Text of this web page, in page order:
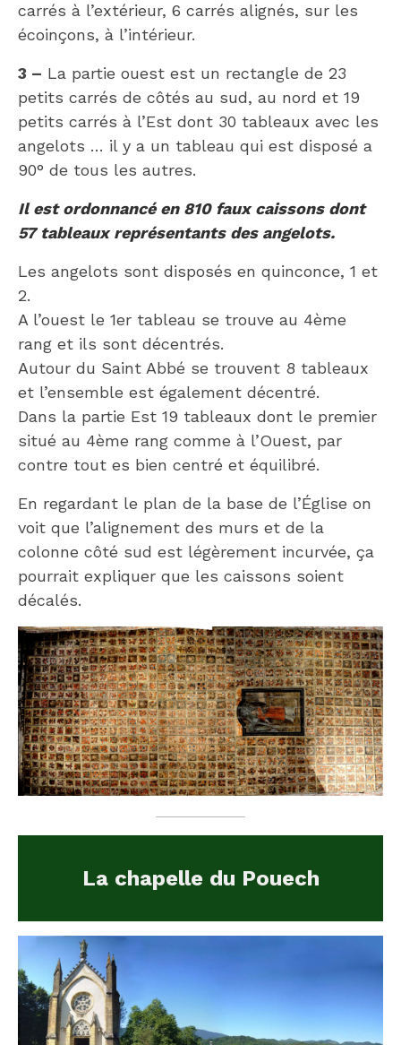
carrés à l’extérieur, 6 carrés alignés, sur les
écoinçons, à l’intérieur.
3 – La partie ouest est un rectangle de 23
petits carrés de côtés au sud, au nord et 19
petits carrés à l’Est dont 30 tableaux avec les
angelots … il y a un tableau qui est disposé a
90° de tous les autres.
Il est ordonnancé en 810 faux caissons dont
57 tableaux représentants des angelots.
Les angelots sont disposés en quinconce, 1 et
2.
A l’ouest le 1er tableau se trouve au 4ème
rang et ils sont décentrés.
Autour du Saint Abbé se trouvent 8 tableaux
et l’ensemble est également décentré.
Dans la partie Est 19 tableaux dont le premier
situé au 4ème rang comme à l’Ouest, par
contre tout es bien centré et équilibré.
En regardant le plan de la base de l’Église on
voit que l’alignement des murs et de la
colonne côté sud est légèrement incurvée, ça
pourrait expliquer que les caissons soient
décalés.
La chapelle du Pouech